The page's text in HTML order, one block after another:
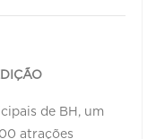
de BH, um
atrações